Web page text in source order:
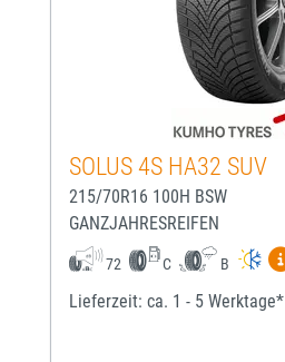
SOLUS 4S HA32 SUV
215/70R16 100H BSW
GANZJAHRESREIFEN
72 C B
Lieferzeit: ca. 1 - 5 Werktage*